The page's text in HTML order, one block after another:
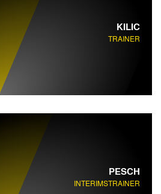
Athletik-Trainer
Mannschaftsarzt
Physiotherapeut
KILIC
TRAINER
PESCH
INTERIMSTRAINER